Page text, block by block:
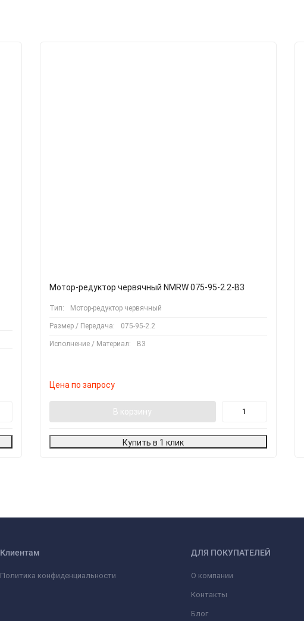
Мотор-редуктор червячный NMRW 075-95-2.2-B3
Тип: Мотор-редуктор червячный
Размер / Передача: 075-95-2.2
Исполнение / Материал: B3
Цена по запросу
В корзину
Купить в 1 клик
Клиентам
Политика конфиденциальности
ДЛЯ ПОКУПАТЕЛЕЙ
О компании
Контакты
Блог